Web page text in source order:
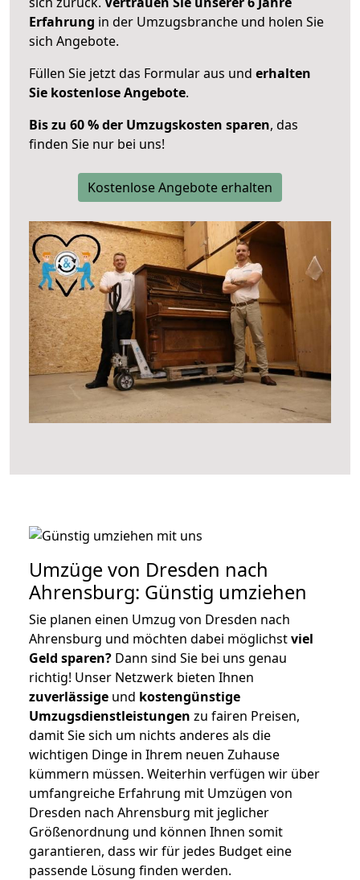
Erfahrung in der Umzugsbranche und holen Sie
sich Angebote.
Füllen Sie jetzt das Formular aus und erhalten
Sie kostenlose Angebote.
Bis zu 60 % der Umzugskosten sparen, das
finden Sie nur bei uns!
Kostenlose Angebote erhalten
Umzüge von Dresden nach
Ahrensburg: Günstig umziehen
Sie planen einen Umzug von Dresden nach
Ahrensburg und möchten dabei möglichstviel
Geld sparen? Dann sind Sie bei uns genau
richtig! Unser Netzwerk bieten Ihnen
zuverlässige und kostengünstige
Umzugsdienstleistungen zu fairen Preisen,
damit Sie sich um nichts anderes als die
wichtigen Dinge in Ihrem neuen Zuhause
kümmern müssen. Weiterhin verfügen wir über
umfangreiche Erfahrung mit Umzügen von
Dresden nach Ahrensburg mit jeglicher
Größenordnung und können Ihnen somit
garantieren, dass wir für jedes Budget eine
passende Lösung finden werden.